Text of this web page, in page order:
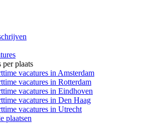
per plaats
vacatures in Amsterdam
vacatures in Rotterdam
vacatures in Eindhoven
vacatures in Den Haag
vacatures in Utrecht
plaatsen